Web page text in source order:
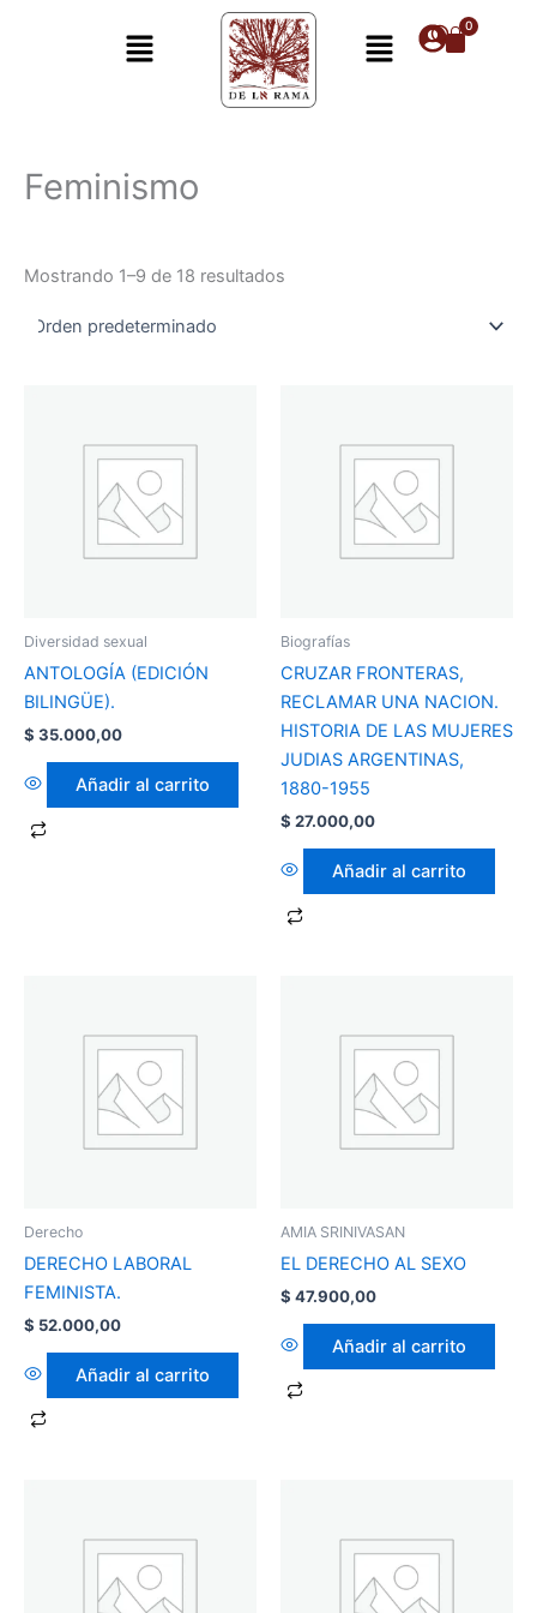
Menú Menú
Feminismo
Mostrando 1–9 de 18 resultados
Diversidad sexual
ANTOLOGÍA (EDICIÓN
BILINGÜE).
$ 35.000,00
Añadir al carrito
Biografías
CRUZAR FRONTERAS,
RECLAMAR UNA NACION.
HISTORIA DE LAS MUJERES
JUDIAS ARGENTINAS,
1880-1955
$ 27.000,00
Añadir al carrito
Derecho
DERECHO LABORAL
FEMINISTA.
$ 52.000,00
Añadir al carrito
AMIA SRINIVASAN
EL DERECHO AL SEXO
$ 47.900,00
Añadir al carrito